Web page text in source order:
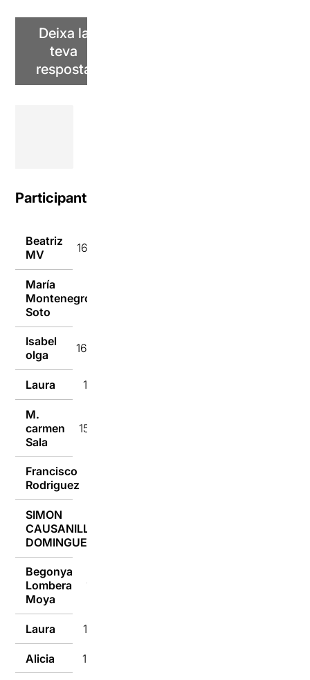
Deixa la
teva
resposta
Participants
Beatriz
MV
16/02/2017
María
Montenegro
Soto
Isabel
olga
16/02/2017
Laura 15/02/2017
M.
carmen
Sala
15/02/2017
Francisco
Rodriguez
SIMON
CAUSANILLES
DOMINGUEZ
Begonya
Lombera
Moya
15/02/2017
Laura 14/02/2017
Alicia 14/02/2017